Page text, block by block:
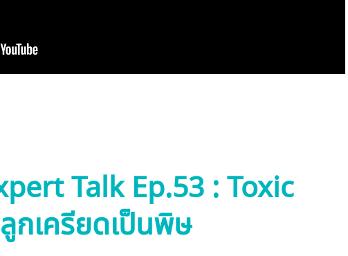
Talk Ep.53 : Toxic
กเครียดเป็นพิษ